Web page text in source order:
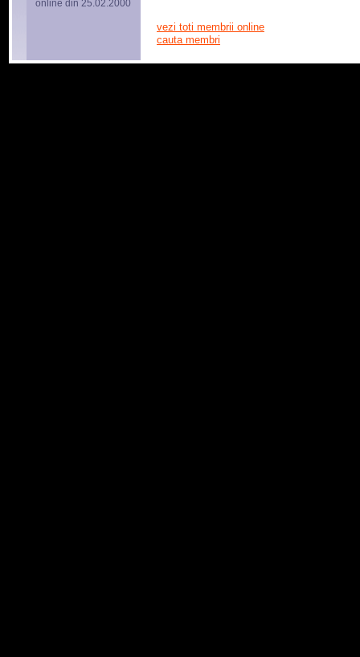
online din 25.02.2000
vezi toti membrii online
cauta membri